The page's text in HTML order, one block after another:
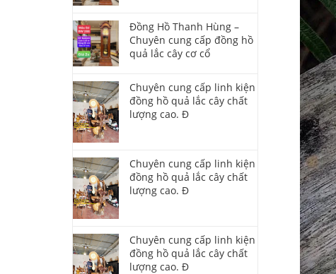
Đồng Hồ Thanh Hùng –
Chuyên cung cấp đồng hồ
quả lắc cây cơ cổ
Chuyên cung cấp linh kiện
đồng hồ quả lắc cây chất
lượng cao. Đ
Chuyên cung cấp linh kiện
đồng hồ quả lắc cây chất
lượng cao. Đ
Chuyên cung cấp linh kiện
đồng hồ quả lắc cây chất
lượng cao. Đ